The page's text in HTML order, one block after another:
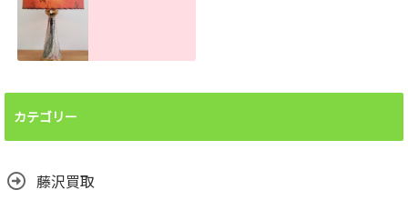
せください
2026.07.22
せんか？汚れても
売れます！
カテゴリー
藤沢買取